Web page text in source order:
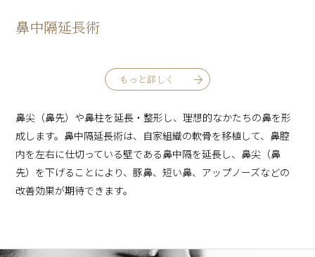
鼻中隔延長術
もっと詳しく
鼻尖（鼻先）や鼻柱を延長・整形し、理想的なかたちの鼻を形
成します。鼻中隔延長術は、自家組織の軟骨を移植して、鼻腔
内を左右に仕切っている壁である鼻中隔を延長し、鼻尖（鼻
先）を下げることにより、豚鼻、短い鼻、アップノーズなどの
改善効果が期待できます。